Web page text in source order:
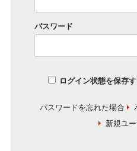
パスワード
ログイン状態を保存
パスワードを忘れた場合
新規ユ